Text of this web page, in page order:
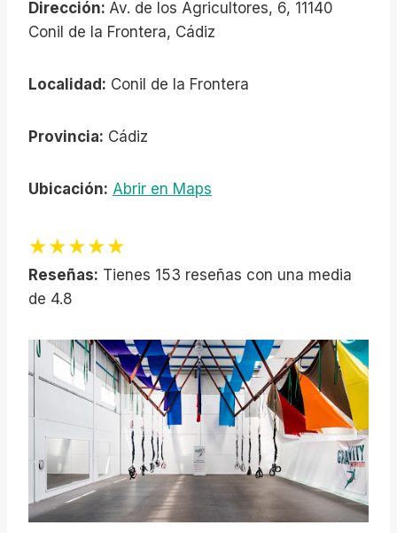
Dirección: Av. de los Agricultores, 6, 11140
Conil de la Frontera, Cádiz
Localidad: Conil de la Frontera
Provincia: Cádiz
Ubicación: Abrir en Maps
★★★★★
Reseñas: Tienes 153 reseñas con una media
de 4.8